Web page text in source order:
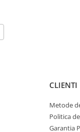
CLIENTI
Metode
Politica
Garantia